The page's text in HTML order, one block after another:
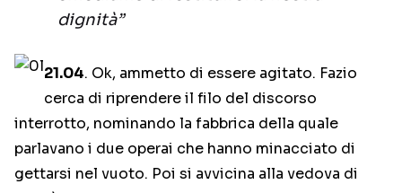
dignità”
21.04. Ok, ammetto di essere agitato. Fazio
cerca di riprendere il filo del discorso
interrotto, nominando la fabbrica della quale
parlavano i due operai che hanno minacciato di
gettarsi nel vuoto. Poi si avvicina alla vedova di